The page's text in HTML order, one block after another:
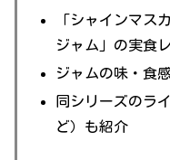
「シャインマス
ジャム」の実食
ジャムの味・食
同シリーズのラ
ど）も紹介